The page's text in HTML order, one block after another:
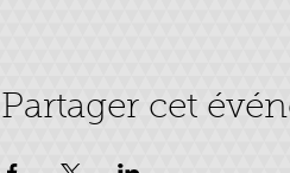
Partager cet